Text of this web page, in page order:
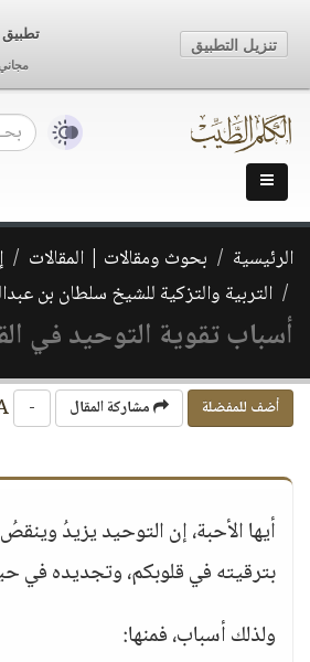
الرئيسية بحوث ومقالات | المقالات
التربية والتزكية للشيخ سلطان بن
أسباب تقوية التوحيد في
أضف للمفضلة مشاركة المقال -
أيها الأحبة، إن التوحيد يزيدُ
بترقيته في قلوبكم، وتجديده في
ولذلك أسباب، فمنها:
تنزيل التطبيق